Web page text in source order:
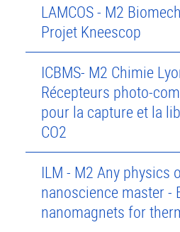
LAMCOS - M2
Projet Kneescop
ICBMS- M2 Chimie
Récepteurs photo-
pour la capture et la
CO2
ILM - M2 Any physics
nanoscience master -
nanomagnets for